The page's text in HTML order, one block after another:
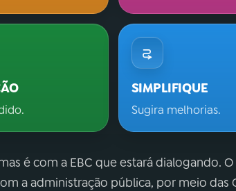
SIMPLIFIQUE
Sugira melhorias.
é com a EBC que estará dialogando. O
a administração pública, por meio das